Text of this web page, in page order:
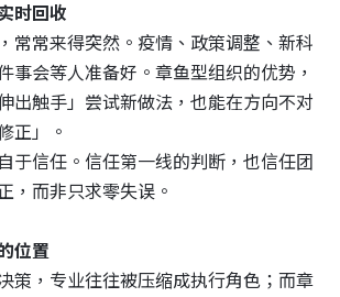
时回收
常常来得突然。疫情、政策调整、新科
事会等人准备好。章鱼型组织的优势，
出触手」尝试新做法，也能在方向不对
正」。
于信任。信任第一线的判断，也信任团
，而非只求零失误。
位置
策，专业往往被压缩成执行角色；而章